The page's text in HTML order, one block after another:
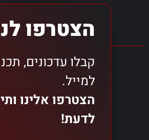
הצטרפו
קבלו עדכונים,
למייל.
הצטרפו אלינו
לדעת!